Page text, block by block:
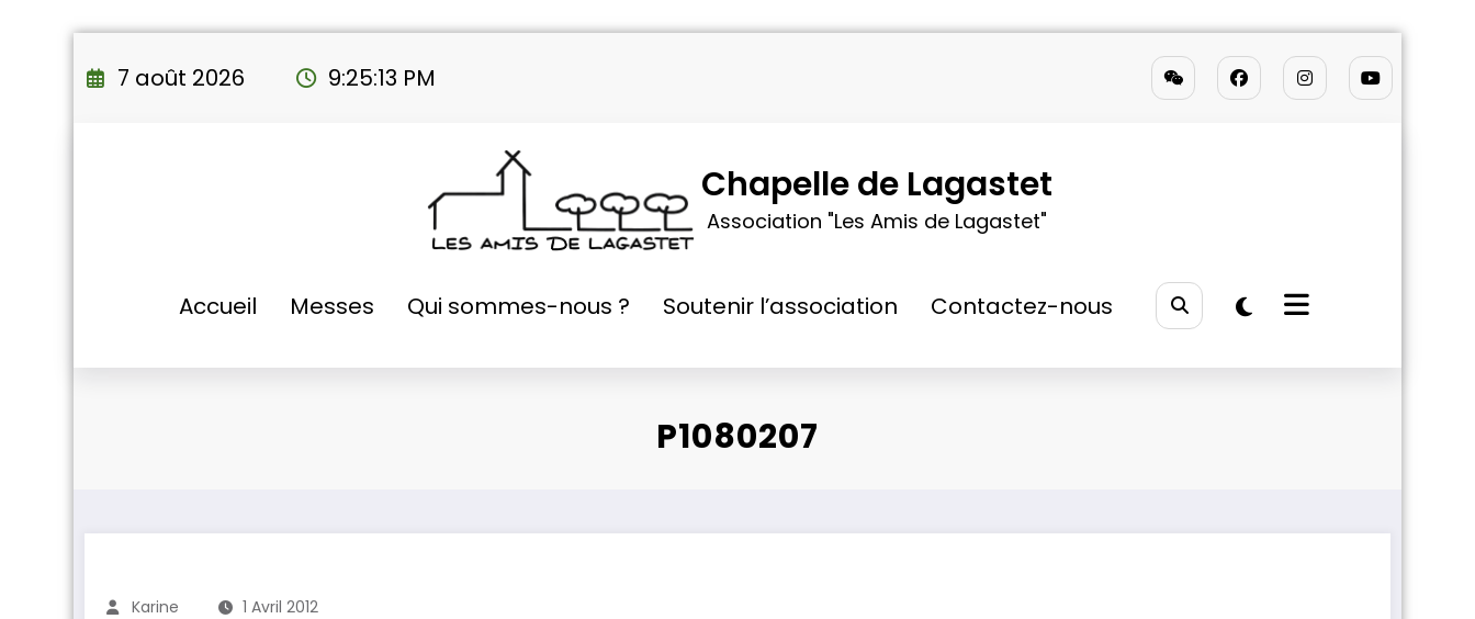
au
7 août 2026 9:25:14 PM
Chapelle de Lagastet
Association "Les Amis de Lagastet"
Accueil Messes Qui sommes-nous ? Soutenir l’association Contactez-nous
P1080207
Karine 1 Avril 2012